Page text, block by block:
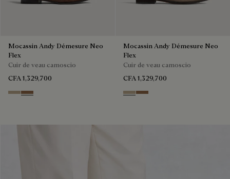
Mocassin Andy Démesure Neo
Flex
Cuir de veau camoscio
CFA 1,329,700
VisoneDark Beige
Mocassin Andy Démesure Neo
Flex
Cuir de veau camoscio
CFA 1,329,700
VisoneDark Beige